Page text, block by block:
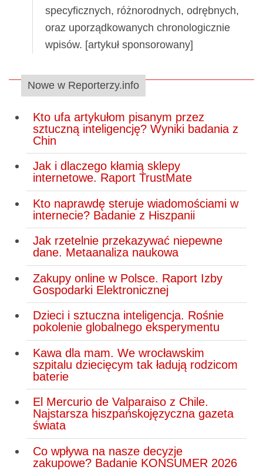
specyficznych, różnorodnych, odrębnych,
oraz uporządkowanych chronologicznie
wpisów. [artykuł sponsorowany]
Nowe w Reporterzy.info
Kto ufa artykułom pisanym przez
sztuczną inteligencję? Wyniki badania z
Chin
Jak i dlaczego kłamią sklepy
internetowe. Raport TrustMate
Kto naprawdę steruje wiadomościami w
internecie? Badanie z Hiszpanii
Jak rzetelnie przekazywać niepewne
dane. Metaanaliza naukowa
Zakupy online w Polsce. Raport Izby
Gospodarki Elektronicznej
Dzieci i sztuczna inteligencja. Rośnie
pokolenie globalnego eksperymentu
Kawa dla mam. We wrocławskim
szpitalu dziecięcym tak ładują rodzicom
baterie
El Mercurio de Valparaiso z Chile.
Najstarsza hiszpańskojęzyczna gazeta
świata
Co wpływa na nasze decyzje
zakupowe? Badanie KONSUMER 2026